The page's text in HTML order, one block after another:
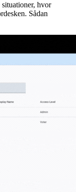
hvor
Sådan